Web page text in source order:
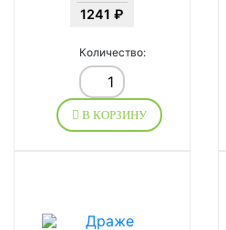
1241 ₽
Количество:
В КОРЗИНУ